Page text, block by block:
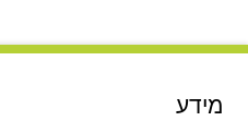
מידע